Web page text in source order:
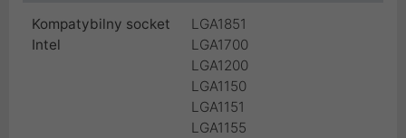
Kompatybilny socket
Intel
LGA1851
LGA1700
LGA1200
LGA1150
LGA1151
LGA1155